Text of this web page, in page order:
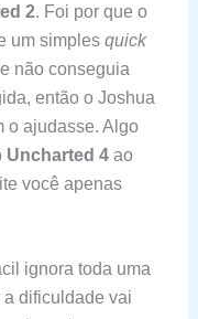
2. Foi por que o
um simples quick
não conseguia
então o Joshua
o ajudasse. Algo
Uncharted 4 ao
você apenas
ignora toda uma
dificuldade vai